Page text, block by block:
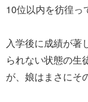
10位以内を彷徨っ
入学後に成績が著
られない状態の生
が、娘はまさにそ